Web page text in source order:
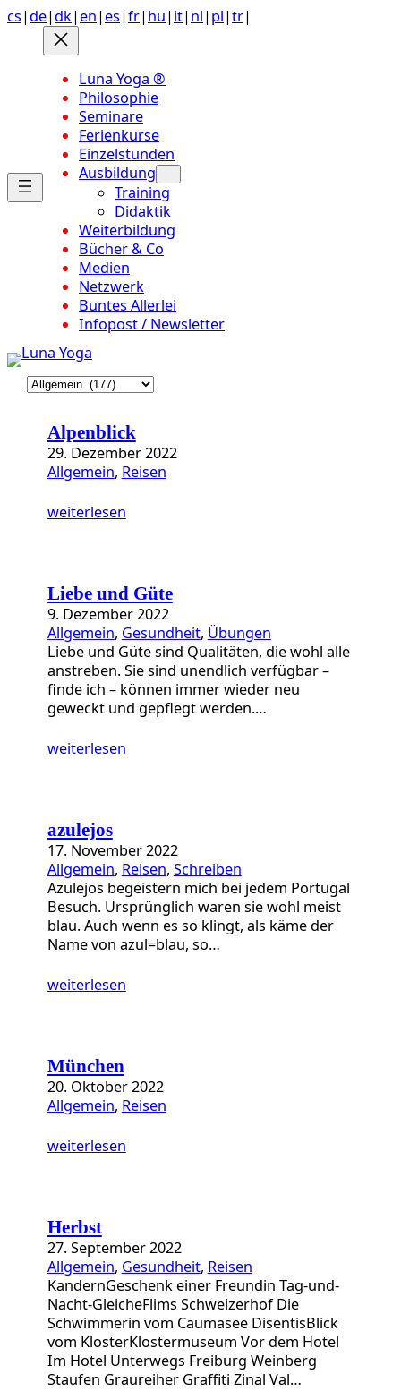
Anchor
Zum
Inhalt
springen
cs|de|dk| en| es|fr| hu| it| nl| pl|tr|
Luna Yoga ®
Philosophie
Seminare
Ferienkurse
Einzelstunden
Ausbildung
Training
Didaktik
Weiterbildung
Bücher & Co
Medien
Netzwerk
Buntes Allerlei
Infopost / Newsletter
K
Alpenblick
29. Dezember 2022
Allgemein, Reisen
weiterlesen
Liebe und Güte
9. Dezember 2022
Allgemein, Gesundheit, Übungen
Liebe und Güte sind Qualitäten, die wohl alle
anstreben. Sie sind unendlich verfügbar –
finde ich – können immer wieder neu
geweckt und gepflegt werden.…
weiterlesen
azulejos
17. November 2022
Allgemein, Reisen, Schreiben
Azulejos begeistern mich bei jedem Portugal
Besuch. Ursprünglich waren sie wohl meist
blau. Auch wenn es so klingt, als käme der
Name von azul=blau, so…
weiterlesen
München
20. Oktober 2022
Allgemein, Reisen
weiterlesen
Herbst
27. September 2022
Allgemein, Gesundheit, Reisen
KandernGeschenk einer Freundin Tag-und-
Nacht-GleicheFlims Schweizerhof Die
Schwimmerin vom Caumasee DisentisBlick
vom KlosterKlostermuseum Vor dem Hotel
Im Hotel Unterwegs Freiburg Weinberg
Staufen Graureiher Graffiti Zinal Val…